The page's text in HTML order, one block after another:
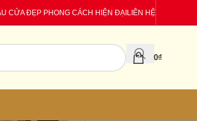
CỬA ĐẸP PHONG CÁCH HIỆN ĐẠILIÊN HỆ
0₫